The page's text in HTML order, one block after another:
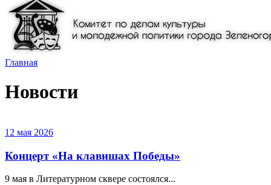
Главная
Новости
12 мая 2026
Концерт «На клавишах Победы»
9 мая в Литературном сквере состоялся...